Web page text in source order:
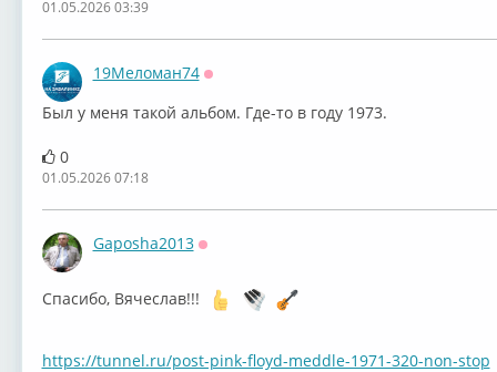
01.05.2026 03:39
19Меломан74
Был у меня такой альбом. Где-то в году 1973.
0
01.05.2026 07:18
Gaposha2013
Спасибо, Вячеслав!!!
https://tunnel.ru/post-pink-floyd-meddle-1971-320-non-stop